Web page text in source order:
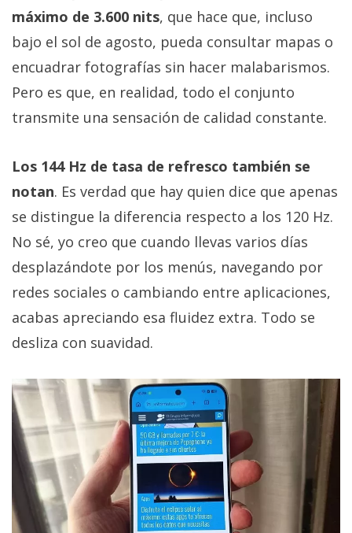
máximo de 3.600 nits, que hace que, incluso
bajo el sol de agosto, pueda consultar mapas o
encuadrar fotografías sin hacer malabarismos.
Pero es que, en realidad, todo el conjunto
transmite una sensación de calidad constante.
Los 144 Hz de tasa de refresco también se
notan. Es verdad que hay quien dice que apenas
se distingue la diferencia respecto a los 120 Hz.
No sé, yo creo que cuando llevas varios días
desplazándote por los menús, navegando por
redes sociales o cambiando entre aplicaciones,
acabas apreciando esa fluidez extra. Todo se
desliza con suavidad.